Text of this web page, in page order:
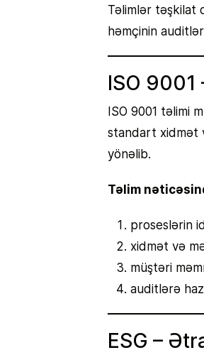
Təlimlər təşkilat
həmçinin
ISO
ISO 9001 təlimi
standart xidmət
yönəlib.
Təlim
proseslərin
xidmət və
müştəri
auditlərə
ESG –